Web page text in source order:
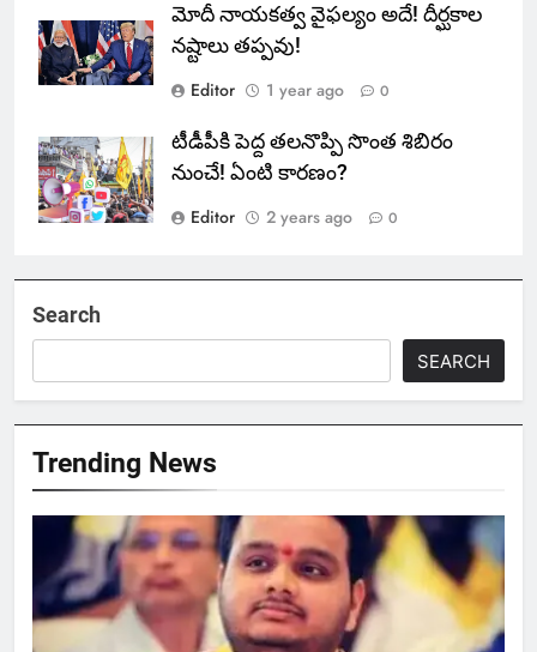
మోదీ నాయకత్వ వైఫల్యం అదే! దీర్ఘకాల
నష్టాలు తప్పవు!
Editor
1 year ago 0
టీడీపీకి పెద్ద తలనొప్పి సొంత శిబిరం
నుంచే! ఏంటి కారణం?
Editor
2 years ago 0
Search
SEARCH
Trending News